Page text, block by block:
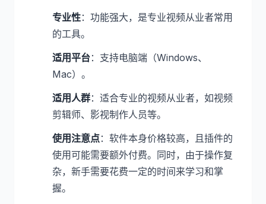
专业性：功能强大，是专业视频从业者常用
的工具。
适用平台：支持电脑端（Windows、
Mac）。
适用人群：适合专业的视频从业者，如视频
剪辑师、影视制作人员等。
使用注意点：软件本身价格较高，且插件的
使用可能需要额外付费。同时，由于操作复
杂，新手需要花费一定的时间来学习和掌
握。